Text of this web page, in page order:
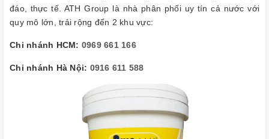
đáo, thực tế. ATH Group là nhà phân phối uy tín cả nước với
quy mô lớn, trải rộng đến 2 khu vực:
Chi nhánh HCM: 0969 661 166
Chi nhánh Hà Nội: 0916 611 588